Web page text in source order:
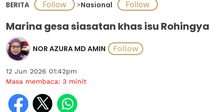
BERITA >Nasional
Marina gesa siasatan khas isu Rohingya
NOR AZURA MD AMIN
12 Jun 2026 01:42pm
Masa membaca: 3 minit